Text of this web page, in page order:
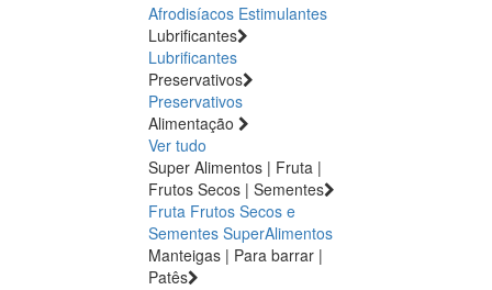
Afrodisíacos Estimulantes
Lubrificantes
Lubrificantes
Preservativos
Preservativos
Alimentação
Ver tudo
Super Alimentos | Fruta |
Frutos Secos | Sementes
Fruta Frutos Secos e
Sementes SuperAlimentos
Manteigas | Para barrar |
Patês